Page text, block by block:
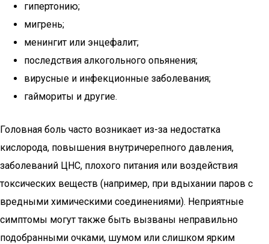
гипертонию;
мигрень;
менингит или энцефалит;
последствия алкогольного опьянения;
вирусные и инфекционные заболевания;
гаймориты и другие.
Головная боль часто возникает из-за недостатка
кислорода, повышения внутричерепного давления,
заболеваний ЦНС, плохого питания или воздействия
токсических веществ (например, при вдыхании паров с
вредными химическими соединениями). Неприятные
симптомы могут также быть вызваны неправильно
подобранными очками, шумом или слишком ярким